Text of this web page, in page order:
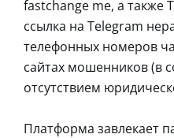
fastchange me, а также
ссылка на Telegram
телефонных номеров
сайтах мошенников (в
отсутствием
Платформа завлекает